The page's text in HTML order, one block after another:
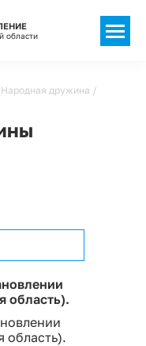
области
Народная дружина
область).
область).